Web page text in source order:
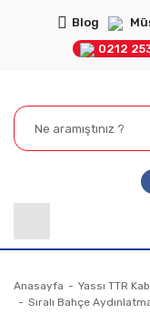
Blog
0212
Anasayfa
Yassı TTR
Sıralı Bahçe